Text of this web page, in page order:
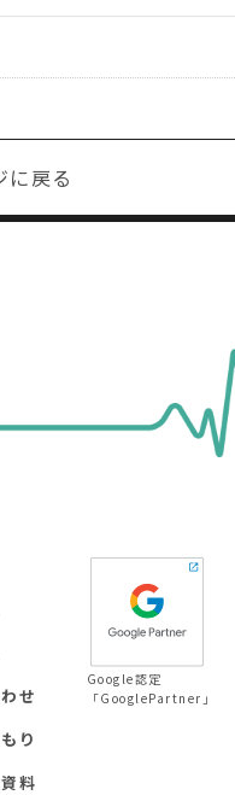
に戻る
せ
り
料
Google認定
「GooglePartner」